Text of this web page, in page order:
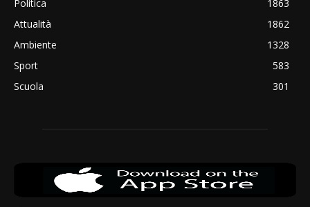
Politica
1863
Attualità
1862
Ambiente
1328
Sport
583
Scuola
301